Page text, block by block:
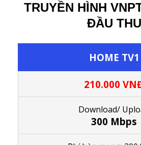
TRUYỀN HÌNH
ĐẦU THU
HOME TV1
210.000
Download/
300 Mbps